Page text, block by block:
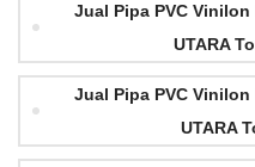
Jual Pipa PVC
UTARA
Jual Pipa PVC
UTARA